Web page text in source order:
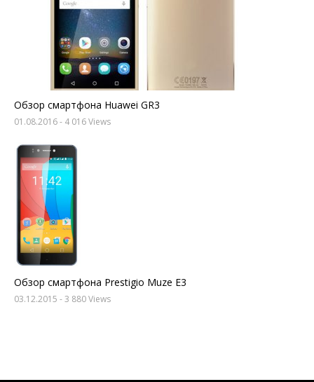
Обзор смартфона Huawei GR3
01.08.2016- 4 016 Views
Обзор смартфона Prestigio Muze E3
03.12.2015 - 3 880 Views